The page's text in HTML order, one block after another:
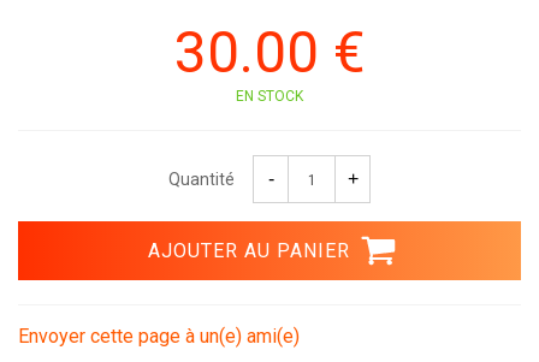
30.00 €
EN STOCK
Quantité
Envoyer cette page à un(e) ami(e)